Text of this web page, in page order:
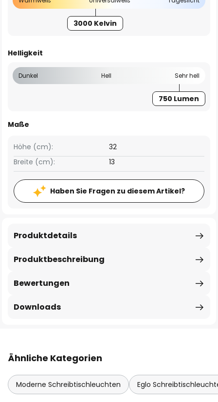
3000 Kelvin
Helligkeit
Dunkel Hell Sehr hell
750 Lumen
Maße
Breite (cm): 13
Höhe (cm): 32
Haben Sie Fragen zu diesem Artikel?
Produktbeschreibung
Produktdetails
Bewertungen
Downloads
Ähnliche Kategorien
Moderne Schreibtischleuchten Eglo